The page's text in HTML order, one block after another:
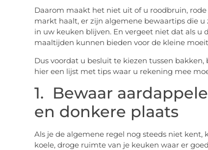
Daarom maakt het niet uit of u roodbruin,
markt haalt, er zijn algemene bewaartips die
in uw keuken blijven. En vergeet niet dat als
maaltijden kunnen bieden voor de kleine
Dus voordat u besluit te kiezen tussen
hier een lijst met tips waar u rekening mee
1. Bewaar
en donkere plaats
Als je de algemene regel nog steeds niet
koele, droge ruimte van je keuken waar er